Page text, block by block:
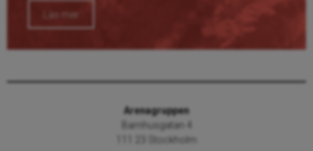
Läs mer
Arenagruppen
Barnhusgatan 4
111 23 Stockholm